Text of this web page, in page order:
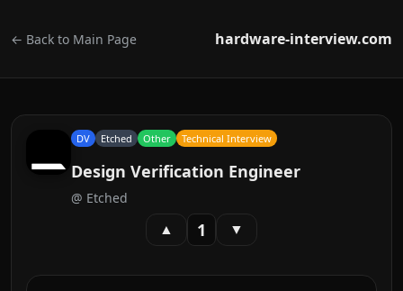
← Back to Main Page hardware-interview.com
DV Etched Other Technical Interview
Design Verification Engineer
@ Etched
▲ 1 ▼